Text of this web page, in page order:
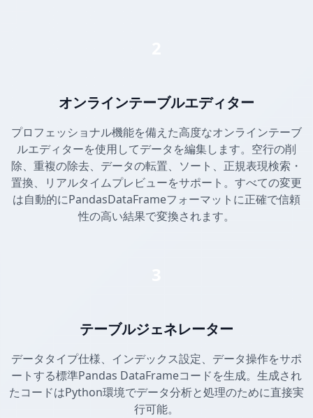
オンラインテーブルエディター
プロフェッショナル機能を備えた高度なオンラインテーブ
ルエディターを使用してデータを編集します。空行の削
除、重複の除去、データの転置、ソート、正規表現検索・
置換、リアルタイムプレビューをサポート。すべての変更
は自動的にPandasDataFrameフォーマットに正確で信頼
性の高い結果で変換されます。
テーブルジェネレーター
データタイプ仕様、インデックス設定、データ操作をサポ
ートする標準Pandas DataFrameコードを生成。生成され
たコードはPython環境でデータ分析と処理のために直接実
行可能。